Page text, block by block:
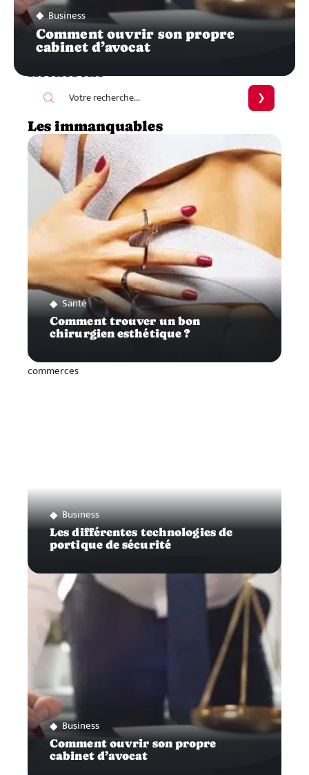
Business
Comment ouvrir son propre
cabinet d’avocat
Recherche
Les immanquables
Santé
Comment trouver un bon
chirurgien esthétique ?
Business
Les différentes technologies de
portique de sécurité
Business
Comment ouvrir son propre
cabinet d’avocat